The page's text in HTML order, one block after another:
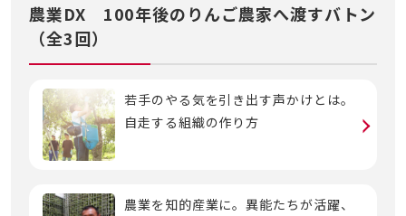
農業DX 100年後のりんご農家へ渡すバトン
（全3回）
若手のやる気を引き出す声かけとは。
自走する組織の作り方
農業を知的産業に。異能たちが活躍、